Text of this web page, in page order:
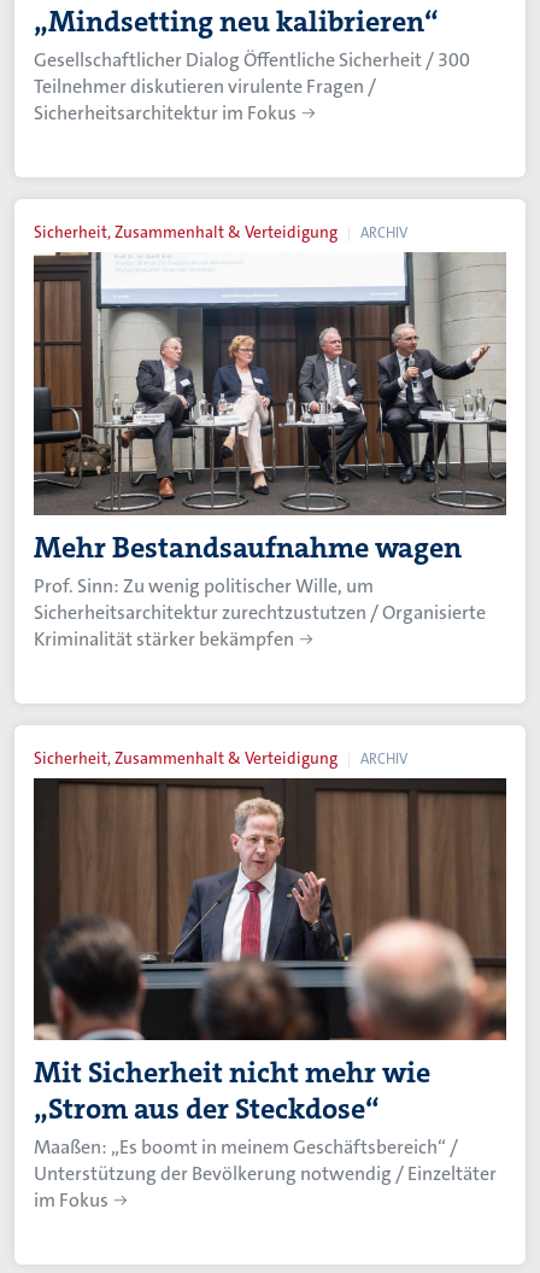
„Mindsetting neu kalibrieren“
Gesellschaftlicher Dialog Öffentliche Sicherheit / 300
Teilnehmer diskutieren virulente Fragen /
Sicherheitsarchitektur im Fokus
Sicherheit, Zusammenhalt & Verteidigung ARCHIV
Mehr Bestandsaufnahme wagen
Prof. Sinn: Zu wenig politischer Wille, um
Sicherheitsarchitektur zurechtzustutzen / Organisierte
Kriminalität stärker bekämpfen
Sicherheit, Zusammenhalt & Verteidigung ARCHIV
Mit Sicherheit nicht mehr wie
„Strom aus der Steckdose“
Maaßen: „Es boomt in meinem Geschäftsbereich“ /
Unterstützung der Bevölkerung notwendig / Einzeltäter
im Fokus